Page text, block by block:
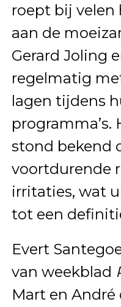
roept bij
aan de
Gerard Joling
regelmatig
lagen tijdens
stond bekend
voortdurende
irritaties, wat
tot een
Evert
van weekblad
Mart en